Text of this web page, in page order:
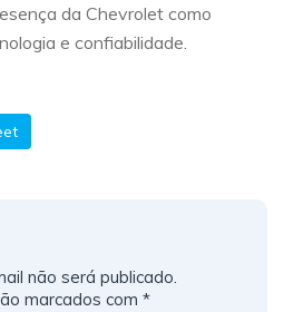
da Chevrolet como
e confiabilidade.
não será publicado.
marcados com *